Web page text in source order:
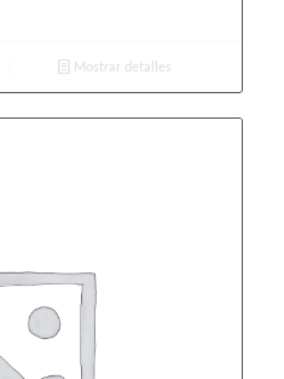
Mostrar detalles